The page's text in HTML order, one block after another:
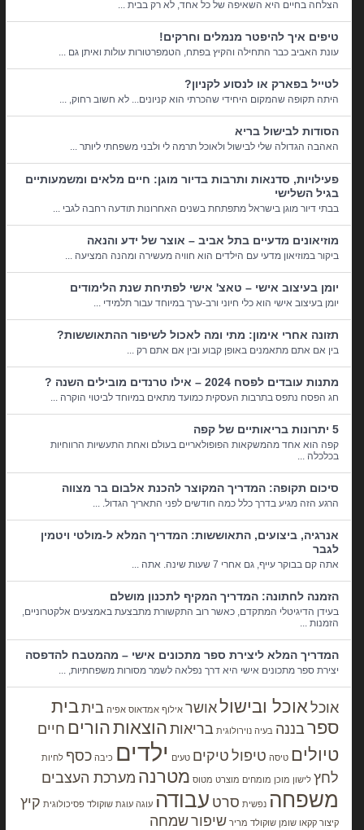
הצלחה בחיים היא השאיפה של כל אחד, לא רק בבית ...
טיפים איך להיפטר מנמלים וחרקים!
עונת האביב כבר התחילה והקיץ בפתח, הטמפרטורות עולות ואיתן גם ...
לטייל בפארק או לנסוע לקניון?
היתה תקופה שהמקום היחידי שהכרתי הוא קניונים... לא חשוב רחוק, ...
הסודות לבישול בריא
האהבה הגדולה שלי לבישול ולאוכל תרמה לי ולבני משפחתי ליותר ...
פעילויות, סדנאות ותרבות בדיור מוגן: חיים מלאים ומשמעותיים
בגיל השלישי
בבתי דיור מוגן בישראל מתפתחת בשנים האחרונות תודעה רחבה לגבי ...
מוזיאונים מדעיים בתל אביב – אוצר של ידע והנאה
ביקור במוזיאון מדעי עם הילדים הוא חוויה מעשירה ומהנה המציעה ...
יומן בעיצוב אישי – טאצ' אישי לפתיחת שנת הלימודים
יומן בעיצוב אישי הוא כלי חיוני ורב-ערך במיוחד עבור תלמידי ...
תזונה אחרי אימון: מתי ומה לאכול לשיפור ההתאוששות?
בין אם אתם מתאמנים באופן קבוע ובין אם אתם רק ...
מתנות עובדים לפסח 2024 – אילו טרנדים מובילים השנה ?
חג הפסח נתפס בתרבות העסקית כמועד מתאים במיוחד לביטוי הוקרה ...
5 יתרונות בריאותיים של קפה
קפה הוא אחד מהמשקאות הפופולאריים בעולם ואחת התעשיות הרווחיות
בכלכלה ...
סיכום תקופה: המדריך המקוצר להכנת אלבום בר מצווה
הרגע הזה מגיע בדרך כלל כמה חודשים לפני התאריך הגדול. ...
אנרגיה, ביצועים, התאוששות: המדריך המלא ל-מולטי ויטמין
לגבר
אתה קם בבוקר עייף, גם אחרי 7 שעות שינה. אתה ...
הזמנה לחתונה: המדריך המקיף לתכנון מושלם
בעידן הדיגיטלי המתקדם, כאשר רוב התקשורת מתבצעת באמצעים אלקטרוניים,
הזמנות ...
המדריך המלא ליצירת ספר מתכונים אישי – מהמטבח להדפסה
יצירת ספר מתכונים אישי היא דרך נפלאה לשמר מסורות משפחתיות, ...
אוכלאוכל ובישולאושר אילוף אמדאוס אפיה ביתבית
ספרבננה בעיה נוירולוגית בריאות הוצאותהורים חיים
טיולים טיסה טיפול טיקים טעים ילדים כיבה כסף לחיות
לחץ לישון מוכן מומחים מוצרט מטוס מטרנה מערכת העצבים
משפחה נפשית סרט עבודה עוגה עוגת שוקולד פסיכולוגית קיץ
קיצור קקאו שומן שוקולד מריר שיפורשמחה